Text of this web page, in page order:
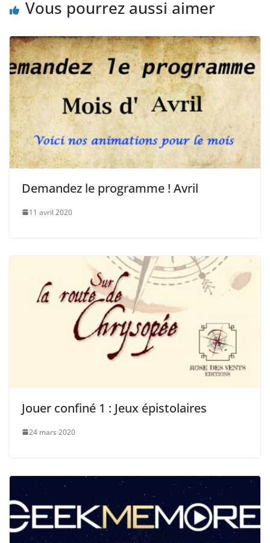
o n
Vous pourrez aussi aimer
Demandez le programme ! Avril
11 avril 2020
Jouer confiné 1 : Jeux épistolaires
24 mars 2020